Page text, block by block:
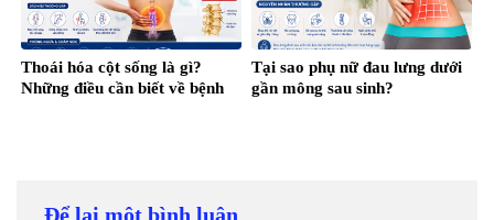
Thoái hóa cột sống là gì?
Những điều cần biết về bệnh
Tại sao phụ nữ đau lưng dưới
gần mông sau sinh?
Để lại một bình luận